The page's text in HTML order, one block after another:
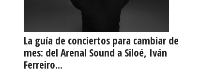
La guía de conciertos para cambiar de
mes: del Arenal Sound a Siloé, Iván
Ferreiro...